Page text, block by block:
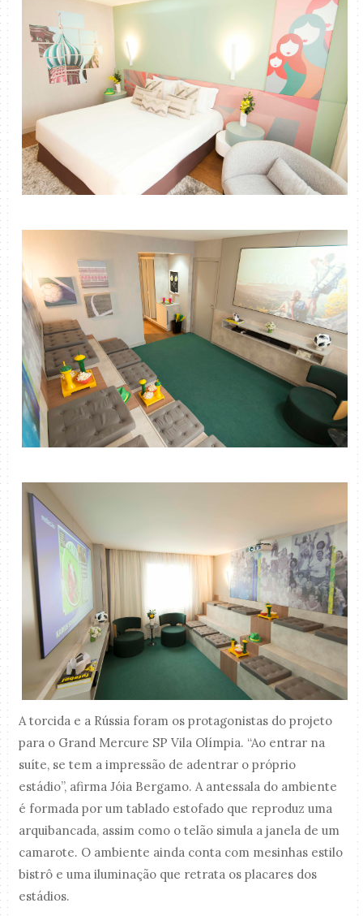
A torcida e a Rússia foram os protagonistas do projeto
para o Grand Mercure SP Vila Olímpia. “Ao entrar na
suíte, se tem a impressão de adentrar o próprio
estádio”, afirma Jóia Bergamo. A antessala do ambiente
é formada por um tablado estofado que reproduz uma
arquibancada, assim como o telão simula a janela de um
camarote. O ambiente ainda conta com mesinhas estilo
bistrô e uma iluminação que retrata os placares dos
estádios.